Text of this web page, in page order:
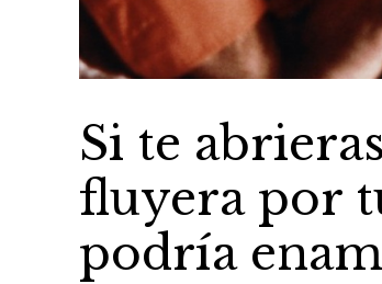
Si te
fluyera por
podría